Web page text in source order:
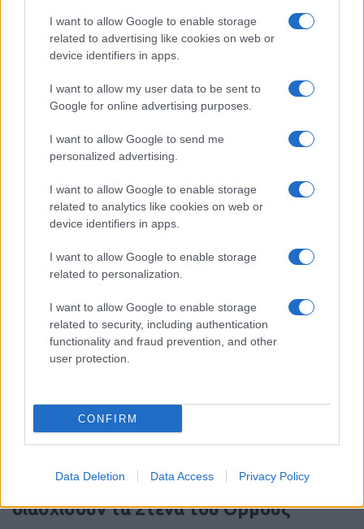
I want to allow Google to enable storage
related to advertising like cookies on web or
device identifiers in apps.
I want to allow my user data to be sent to
Google for online advertising purposes.
I want to allow Google to send me
personalized advertising.
I want to allow Google to enable storage
related to analytics like cookies on web or
device identifiers in apps.
I want to allow Google to enable storage
related to personalization.
I want to allow Google to enable storage
related to security, including authentication
functionality and fraud prevention, and other
user protection.
CONFIRM
Data Deletion Data Access Privacy Policy
Ροή Ειδήσεων
Δύο ισραηλινοί στρατιωτικοί νεκροί
στον νότιο Λίβανο
X-62A VISTA με Legion Pod: Τεχνητή
νοημοσύνη στο επόμενο επίπεδο
αυτόνομων αερομαχιών – Βίντεο
08:59
Ιράν και Ομάν: συμφώνησαν για νέο
διασχίσουν τα Στενά του Ορμούζ